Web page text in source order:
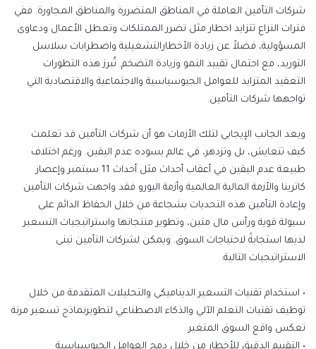
شركات التأمين العاملة في المناطق المتضررة والمناطق المجاورة. ففي
فترات النزاع تتزايد اخطار مثل تضرر الممتلكات وتعطل الأعمال ودعاوى
المسؤولية، فضل عن زيادة الأخطار التشغيلية واضطرابات سلاسل
التوريد، مع احتمال تقييد النمو وزيادة التضخم. تُبرز هذه التطورات
التعقيد المتزايد للعوامل الجيوسياسية والاجتماعية والاقتصادية التي
تواجهها شركات التأمين.
ويعد الجانب الإيجابي لتلك الأزمات هو أن شركات التأمين قد تعلمت
كيف تتعايش، بل وتزدهر، في عالم يسوده عدم اليقين. ورغم اختلاف
طبيعة عدم اليقين في أعقاب أحداث مثل أحداث 11 سبتمبر وإعصار
كاترينا والأزمة المالية العالمية وأزمة اليورو فقد واجهت شركات التأمين
وإعادة التأمين هذه التحديات بشجاعة من خلال الحفاظ الدائم على
سيولة قوية ورأس مال متين، وتطوير منتجاتها واستراتيجيات التسعير
لديها استجابةً لاحتياجات السوق. ويمكن لشركات التأمين تبنى
الاستراتيجيات التالية:
• استخدام تقنيات التسعير الديناميكي والتحليلات المتقدمة من خلال
توظيف تقنيات التعلم الآلي والذكاء الاصطناعي لتطويرنماذج تسعير مرنة
تعكس واقع السوق المتغير.
• التقييم الدقيق للأخطار من خلال دمج العوامل الجيوسياسية